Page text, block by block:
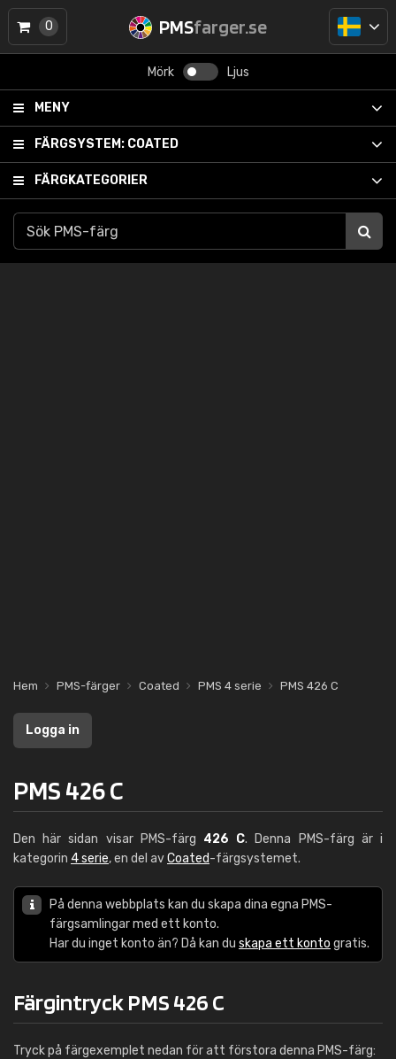
PMSfarger.se
Mörk Ljus
MENY
FÄRGSYSTEM: COATED
FÄRGKATEGORIER
0
Hem PMS-färger Coated PMS 4 serie PMS 426 C
Logga in
PMS 426 C
Den här sidan visar PMS-färg 426 C. Denna PMS-färg är i
kategorin 4 serie, en del avCoated-färgsystemet.
På denna webbplats kan du skapa dina egna PMS-
färgsamlingar med ett konto.
Har du inget konto än? Då kan du skapa ett konto gratis.
Färgintryck PMS 426 C
Tryck på färgexemplet nedan för att förstora denna PMS-färg: